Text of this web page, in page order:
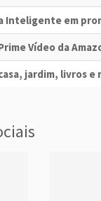
Inteligente em
Vídeo da
jardim, livros e